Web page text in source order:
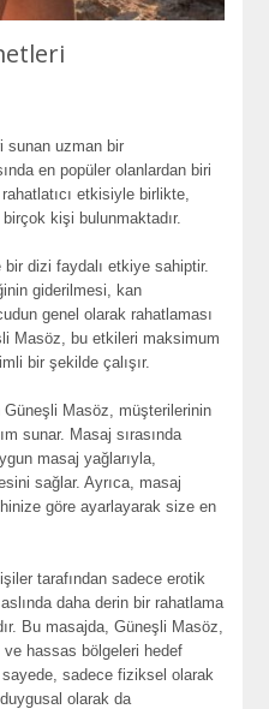
sunan uzman bir
en popüler olanlardan biri
etkisiyle birlikte,
kişi bulunmaktadır.
dizi faydalı etkiye sahiptir.
giderilmesi, kan
genel olarak rahatlaması
Masöz, bu etkileri maksimum
bir şekilde çalışır.
Masöz, müşterilerinin
sunar. Masaj sırasında
masaj yağlarıyla,
sağlar. Ayrıca, masaj
göre ayarlayarak size en
tarafından sadece erotik
daha derin bir rahatlama
Bu masajda, Güneşli Masöz,
ve hassas bölgeleri hedef
sadece fiziksel olarak
olarak da